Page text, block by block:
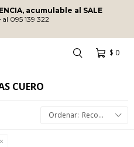
A PARTIR DE$10.000·
REALIZADAS ANTES DE
$ 0
CUERO
Recomendados